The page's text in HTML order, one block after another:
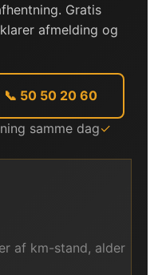
Gratis
afmelding og
📞 50 50 20 60
samme dag✓
af km-stand, alder